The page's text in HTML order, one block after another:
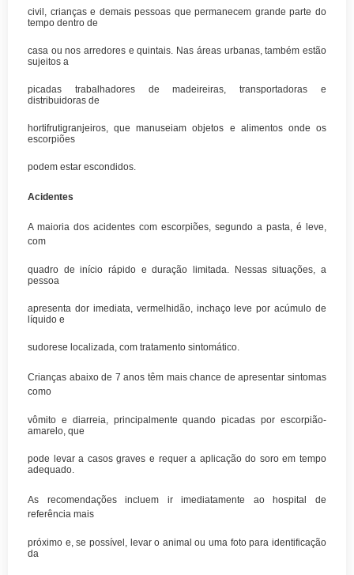
civil, crianças e demais pessoas que permanecem grande parte do
tempo dentro de
casa ou nos arredores e quintais. Nas áreas urbanas, também estão
sujeitos a
picadas trabalhadores de madeireiras, transportadoras e
distribuidoras de
hortifrutigranjeiros, que manuseiam objetos e alimentos onde os
escorpiões
podem estar escondidos.
Acidentes
A maioria dos acidentes com escorpiões, segundo a pasta, é leve,
com
quadro de início rápido e duração limitada. Nessas situações, a
pessoa
apresenta dor imediata, vermelhidão, inchaço leve por acúmulo de
líquido e
sudorese localizada, com tratamento sintomático.
Crianças abaixo de 7 anos têm mais chance de apresentar sintomas
como
vômito e diarreia, principalmente quando picadas por escorpião-
amarelo, que
pode levar a casos graves e requer a aplicação do soro em tempo
adequado.
As recomendações incluem ir imediatamente ao hospital de
referência mais
próximo e, se possível, levar o animal ou uma foto para identificação
da